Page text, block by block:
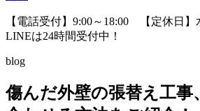
【電話受付】9:00～18:00 【定休
LINEは24時間受付中！
blog
傷んだ外壁の張替え工事